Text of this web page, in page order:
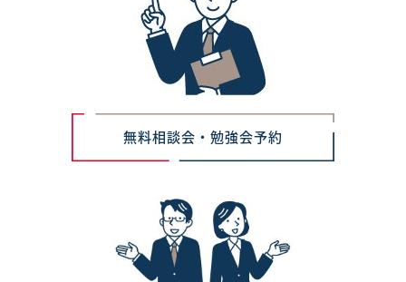
無料相談会・勉強会予約